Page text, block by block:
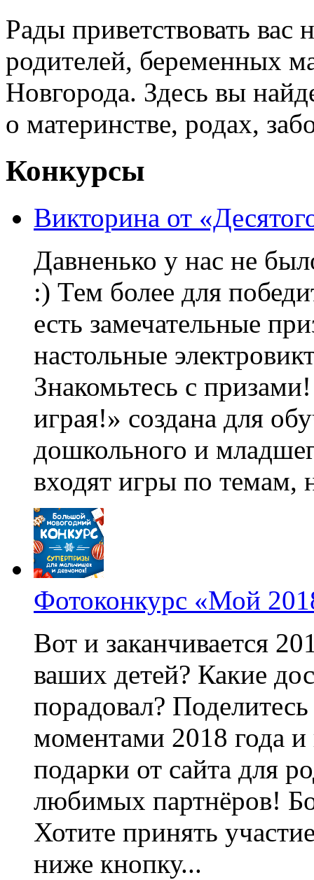
Рады приветствовать вас
родителей, беременных
Новгорода. Здесь вы
о материнстве, родах,
Конкурсы
Викторина от
Давненько у нас не
:) Тем более для
есть замечательные
настольные
Знакомьтесь с
играя!» создана для
дошкольного и
входят игры по темам,
Фотоконкурс «Мой
Вот и заканчивается
ваших детей? Какие
порадовал?
моментами 2018 года и
подарки от сайта для
любимых партнёров!
Хотите принять
ниже кнопку...